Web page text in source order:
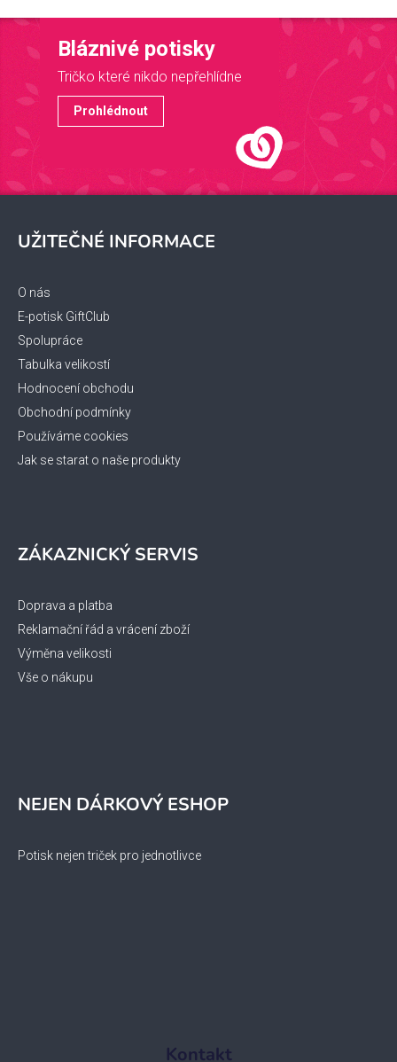
Bláznivé potisky
Tričko které nikdo nepřehlídne
Prohlédnout
UŽITEČNÉ INFORMACE
O nás
E-potisk GiftClub
Spolupráce
Tabulka velikostí
Hodnocení obchodu
Obchodní podmínky
Používáme cookies
Jak se starat o naše produkty
ZÁKAZNICKÝ SERVIS
Doprava a platba
Reklamační řád a vrácení zboží
Výměna velikosti
Vše o nákupu
NEJEN DÁRKOVÝ ESHOP
Potisk nejen triček pro jednotlivce
Kontakt